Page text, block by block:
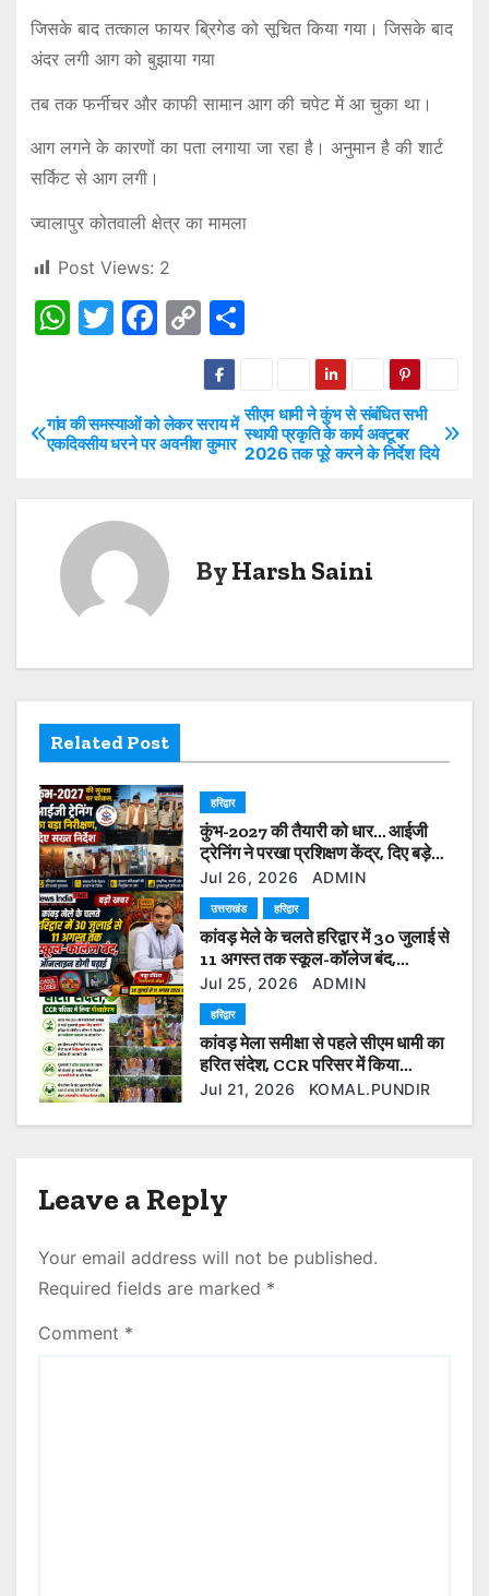
जिसके बाद तत्काल फायर ब्रिगेड को सूचित किया गया। जिसके बाद
अंदर लगी आग को बुझाया गया
तब तक फर्नीचर और काफी सामान आग की चपेट में आ चुका था।
आग लगने के कारणों का पता लगाया जा रहा है। अनुमान है की शार्ट
सर्किट से आग लगी।
ज्वालापुर कोतवाली क्षेत्र का मामला
Post Views: 2
W
s
A
p
T
er
F
e
b
k
C
o
p
y
Li
S
e
P
i
g
a
t
i
o
n
सीएम धामी ने कुंभ से संबंधित सभी
स्थायी प्रकृति के कार्य अक्टूबर
2026 तक पूरे करने के निर्देश दिये
गांव की समस्याओं को लेकर सराय में
एकदिवसीय धरने पर अवनीश कुमार
ByHarsh Saini
Related Post
हरिद्वार
कुंभ-2027 की तैयारी को धार… आईजी
ट्रेनिंग ने परखा प्रशिक्षण केंद्र, दिए बड़े
सुधार के निर्देश”
Jul 26, 2026 ADMIN
उत्तराखंड हरिद्वार
कांवड़ मेले के चलते हरिद्वार में 30 जुलाई से
11 अगस्त तक स्कूल-कॉलेज बंद,
ऑनलाइन होगी पढ़ाई
Jul 25, 2026 ADMIN
हरिद्वार
कांवड़ मेला समीक्षा से पहले सीएम धामी का
हरित संदेश, CCR परिसर में किया
पौधारोपण
Jul 21, 2026 KOMAL.PUNDIR
Leave a Reply
Your email address will not be published.
Required fields are marked *
Comment *